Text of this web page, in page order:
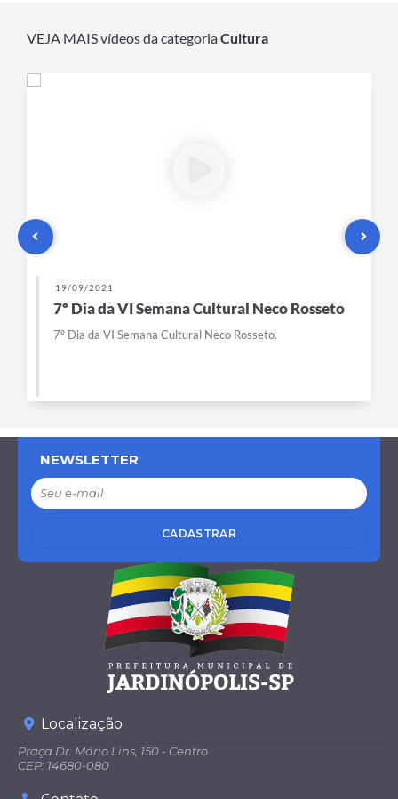
VEJA MAIS vídeos da categoriaCultura
19/09/2021
7º Dia da VI Semana Cultural Neco Rosseto
7º Dia da VI Semana Cultural Neco Rosseto.
NEWSLETTER
CADASTRAR
Localização
Praça Dr. Mário Lins, 150 - Centro
CEP: 14680-080